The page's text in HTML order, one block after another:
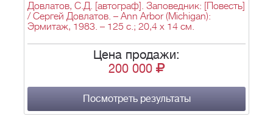
Довлатов, С.Д. [автограф]. Заповедник: [Повесть]
/ Сергей Довлатов. – Ann Arbor (Michigan):
Эрмитаж, 1983. – 125 с.; 20,4 х 14 см.
Цена продажи:
200 000
Посмотреть результаты